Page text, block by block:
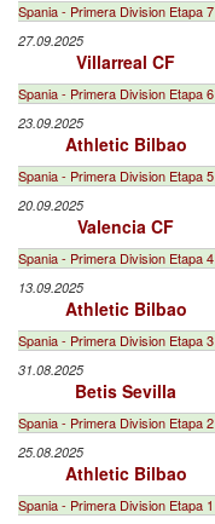
Spania - Primera Division Etapa 7
27.09.2025
Villarreal CF
Spania - Primera Division Etapa 6
23.09.2025
Athletic Bilbao
Spania - Primera Division Etapa 5
20.09.2025
Valencia CF
Spania - Primera Division Etapa 4
13.09.2025
Athletic Bilbao
Spania - Primera Division Etapa 3
31.08.2025
Betis Sevilla
Spania - Primera Division Etapa 2
25.08.2025
Athletic Bilbao
Spania - Primera Division Etapa 1